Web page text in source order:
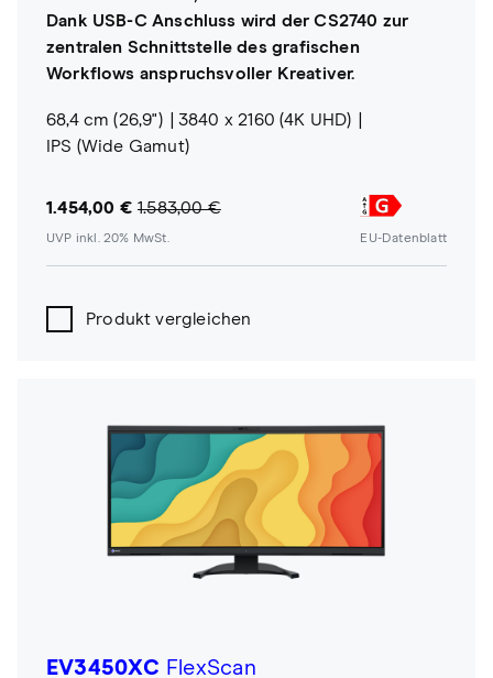
Dank USB-C Anschluss wird der CS2740 zur
zentralen Schnittstelle des grafischen
Workflows anspruchsvoller Kreativer.
68,4 cm (26,9")
3840 x 2160 (4K UHD)
IPS (Wide Gamut)
1.454,00 € 1.583,00 €
UVP inkl. 20% MwSt. EU-Datenblatt
Produkt vergleichen
EV3450XC FlexScan